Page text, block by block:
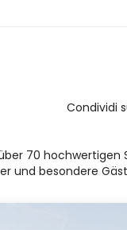
Condividi
70 hochwertigen
und besondere